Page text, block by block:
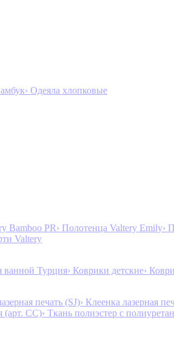
› Одеяла хлопковые
Bamboo PR› Полотенца Valtery Emily›
Valtery
ванной Турция› Коврики детские›
печать (SJ)› Клеенка лазерная
(арт. CC)› Ткань полиэстер с